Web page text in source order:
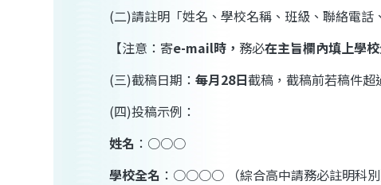
(二)請註明「姓名、學校名稱、班級、聯絡電話
【注意：寄e-mail時， 務必在主旨欄內填上學
(三)截稿日期：每月28日截稿，截稿前若稿件超
(四)投稿示例：
姓名 ：○○○
學校全名 ：○○○○ （綜合高中請務必註明科別